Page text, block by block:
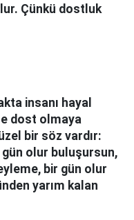
Çünkü dostluk
insanı hayal
dost olmaya
bir söz vardır:
olur buluşursun,
bir gün olur
yarım kalan